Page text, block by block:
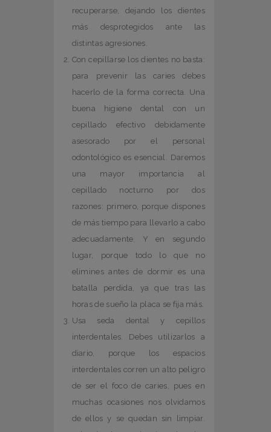
recuperarse, dejando los dientes
más desprotegidos ante las
distintas agresiones.
Con cepillarse los dientes no basta:
para prevenir las caries debes
hacerlo de la forma correcta. Una
buena higiene dental con un
cepillado efectivo debidamente
asesorado por el personal
odontológico es esencial. Daremos
una mayor importancia al
cepillado nocturno por dos
razones: primero, porque dispones
de más tiempo para llevarlo a cabo
adecuadamente. Y en segundo
lugar, porque todo lo que no
elimines antes de dormir es una
batalla perdida, ya que tras las
horas de sueño la placa se fija más.
Usa seda dental y cepillos
interdentales. Debes utilizarlos a
diario, porque los espacios
interdentales corren un alto peligro
de ser el foco de caries, pues en
muchas ocasiones nos olvidamos
de ellos y se quedan sin limpiar.